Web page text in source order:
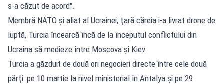
s-a căzut de acord".
Membră NATO şi aliat al Ucrainei, ţară căreia i-a livrat drone de
luptă, Turcia încearcă încă de la începutul conflictului din
Ucraina să medieze între Moscova şi Kiev.
Turcia a găzduit de două ori negocieri directe între cele două
părţi: pe 10 martie la nivel ministerial în Antalya şi pe 29